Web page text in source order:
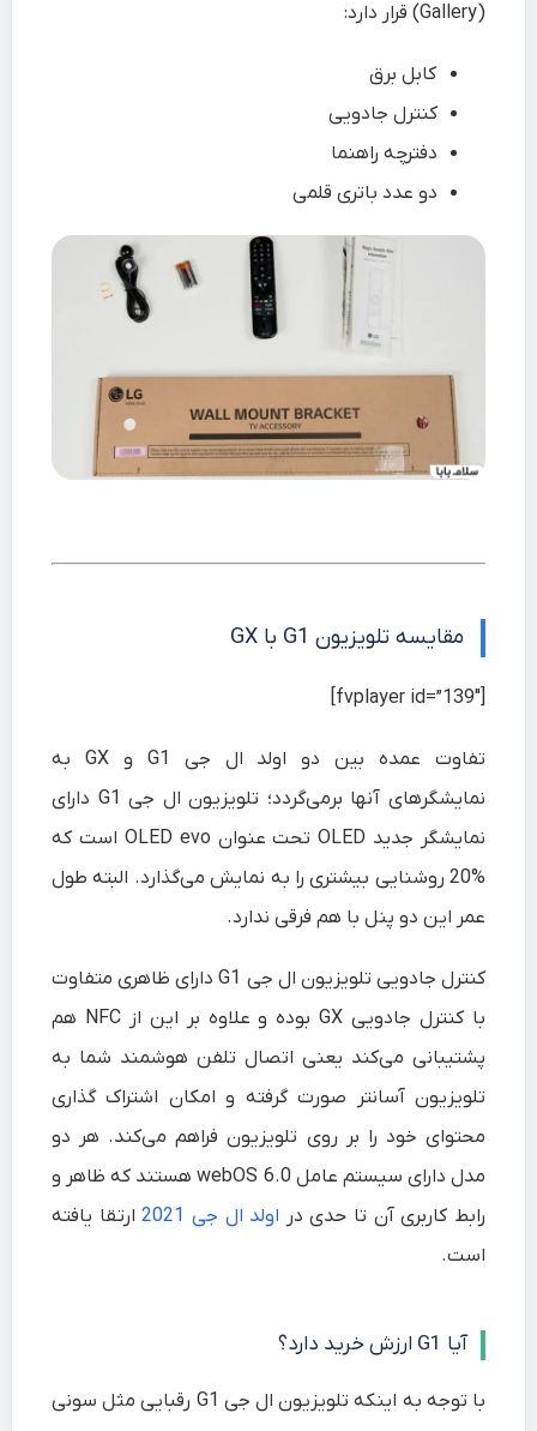
(Gallery) قرار دارد:
کابل برق
کنترل جادویی
دفترچه راهنما
دو عدد باتری قلمی
مقایسه تلویزیون G1 با GX
[fvplayer id=”139″]
تفاوت عمده بین دو اولد ال جی G1 و GX به
نمایشگرهای آنها برمی‌گردد؛ تلویزیون ال جی G1 دارای
نمایشگر جدید OLED تحت عنوان OLED evo است که
%20 روشنایی بیشتری را به نمایش می‌گذارد. البته طول
عمر این دو پنل با هم فرقی ندارد.
کنترل جادویی تلویزیون ال جی G1 دارای ظاهری متفاوت
با کنترل جادویی GX بوده و علاوه بر این از NFC هم
پشتیبانی می‌کند یعنی اتصال تلفن هوشمند شما به
تلویزیون آسانتر صورت گرفته و امکان اشتراک گذاری
محتوای خود را بر روی تلویزیون فراهم می‌کند. هر دو
مدل دارای سیستم عامل webOS 6.0 هستند که ظاهر و
رابط کاربری آن تا حدی در اولد ال جی 2021
ارتقا یافته
است.
آیا G1 ارزش خرید دارد؟
با توجه به اینکه تلویزیون ال جی G1 رقبایی مثل سونی